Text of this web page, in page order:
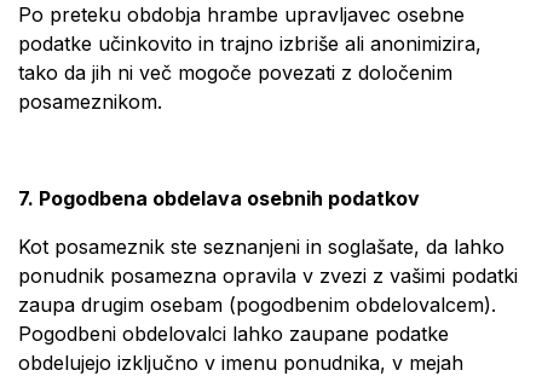
Po preteku obdobja hrambe upravljavec osebne
podatke učinkovito in trajno izbriše ali anonimizira,
tako da jih ni več mogoče povezati z določenim
posameznikom.
7. Pogodbena obdelava osebnih podatkov
Kot posameznik ste seznanjeni in soglašate, da lahko
ponudnik posamezna opravila v zvezi z vašimi podatki
zaupa drugim osebam (pogodbenim obdelovalcem).
Pogodbeni obdelovalci lahko zaupane podatke
obdelujejo izključno v imenu ponudnika, v mejah